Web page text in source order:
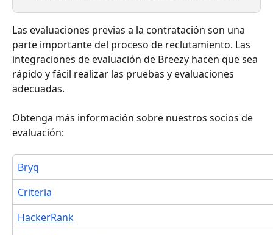
Las evaluaciones previas a la contratación son una
parte importante del proceso de reclutamiento. Las
integraciones de evaluación de Breezy hacen que sea
rápido y fácil realizar las pruebas y evaluaciones
adecuadas.
Obtenga más información sobre nuestros socios de
evaluación:
Bryq
Criteria
HackerRank